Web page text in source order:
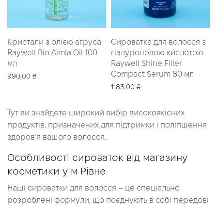
Кристали з олією агруса
Raywell Bio Aimla Oil 100
мл
990,00 ₴
Сироватка для волосся з
гіалуроновою кислотою
Raywell Shine Filler
Compact Serum 80 мл
1183,00 ₴
Тут ви знайдете широкий вибір високоякісних
продуктів, призначених для підтримки і поліпшення
здоров’я вашого волосся.
Особливості сироваток від магазину
косметики у м Рівне
Наші сироватки для волосся – це спеціально
розроблені формули, що поєднують в собі передові